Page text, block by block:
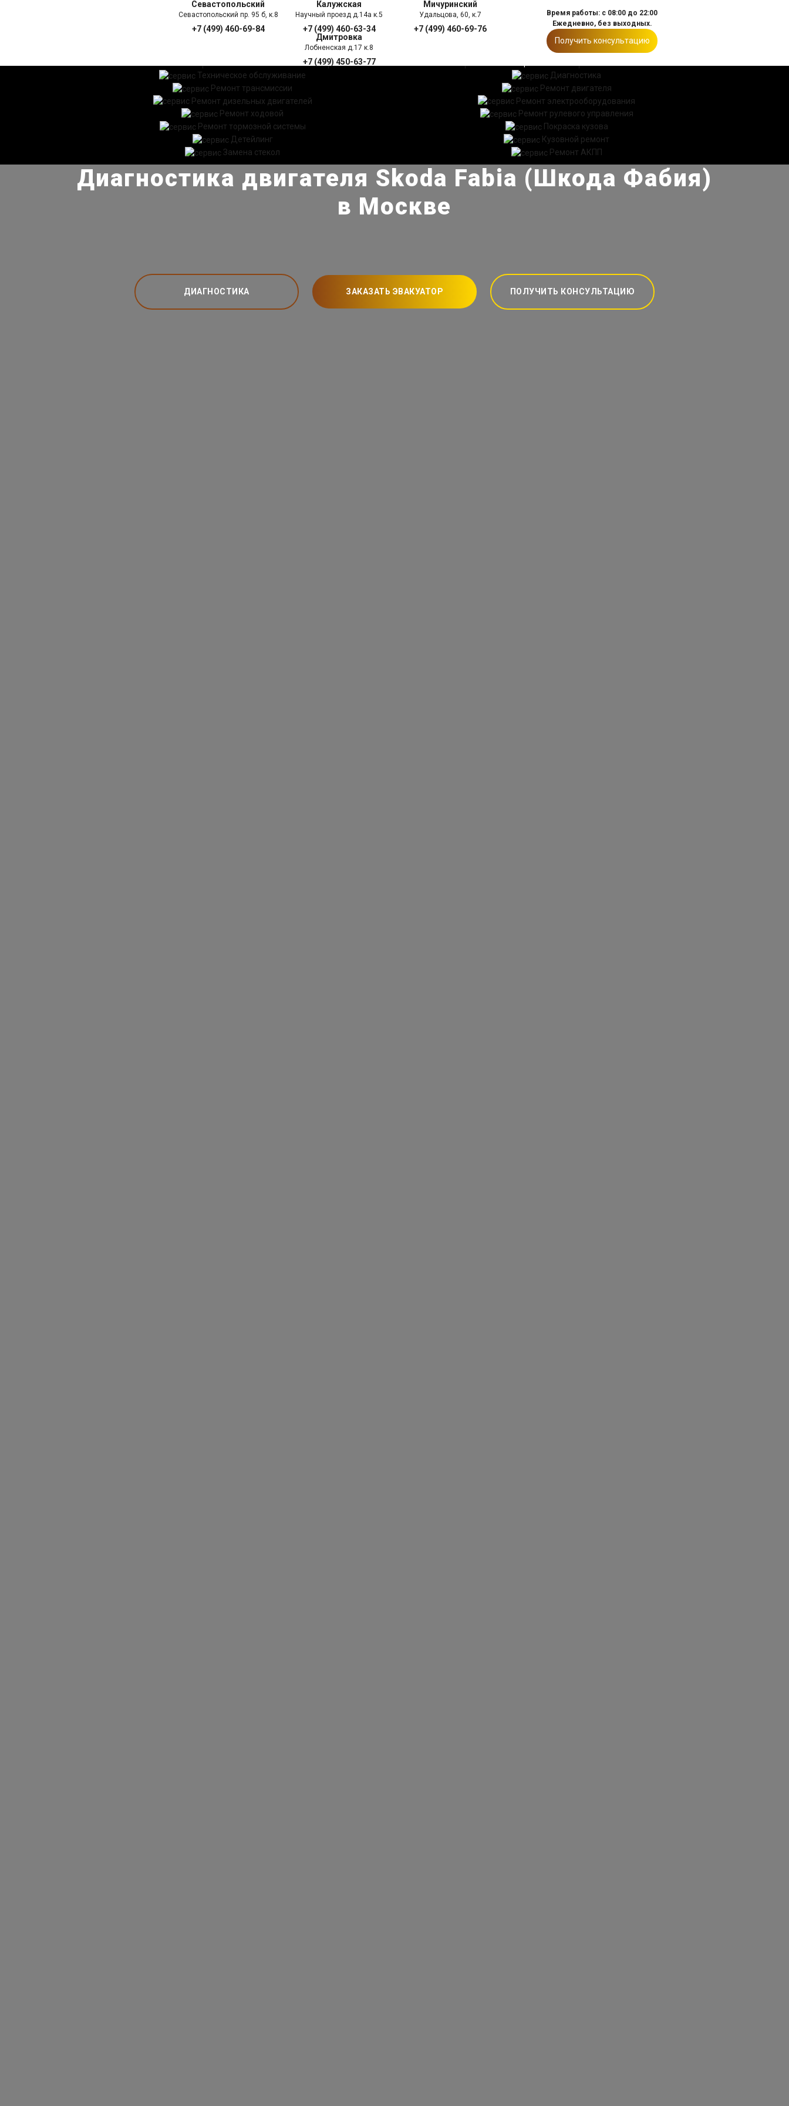
Севастопольский
Севастопольский пр. 95 б, к.8
+7 (499) 460-69-84
Калужская
Научный проезд д.14а к.5
+7 (499) 460-63-34
Мичуринский
Удальцова, 60, к.7
+7 (499) 460-69-76
Дмитровка
Лобненская д.17 к.8
+7 (499) 450-63-77
Время работы: с 08:00 до 22:00
Ежедневно, без выходных.
Получить консультацию
ПРАЙС ЛИСТ
Техническое обслуживание
Диагностика
Ремонт трансмиссии
Ремонт двигателя
Ремонт дизельных двигателей
Ремонт электрооборудования
Ремонт ходовой
Ремонт рулевого управления
Ремонт тормозной системы
Покраска кузова
Детейлинг
Кузовной ремонт
Замена стекол
Ремонт АКПП
Диагностика двигателя Skoda Fabia (Шкода Фабия)
в Москве
ДИАГНОСТИКА ЗАКАЗАТЬ ЭВАКУАТОР ПОЛУЧИТЬ КОНСУЛЬТАЦИЮ